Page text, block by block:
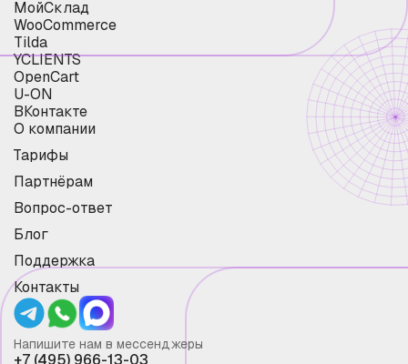
МойСклад
WooCommerce
Tilda
YCLIENTS
OpenCart
U-ON
ВКонтакте
О компании
Тарифы
Партнёрам
Вопрос-ответ
Блог
Поддержка
Контакты
Напишите нам в мессенджеры
+7 (495) 966-13-03